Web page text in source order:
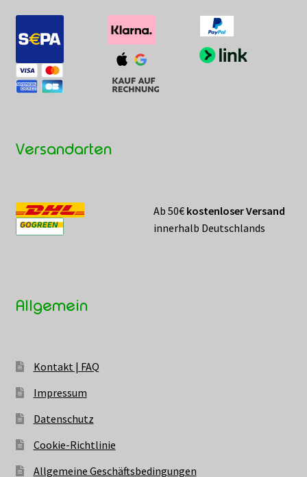
Versandarten
Ab 50€ kostenloser Versand
innerhalb Deutschlands
Allgemein
Kontakt | FAQ
Impressum
Datenschutz
Cookie-Richtlinie
Allgemeine Geschäftsbedingungen